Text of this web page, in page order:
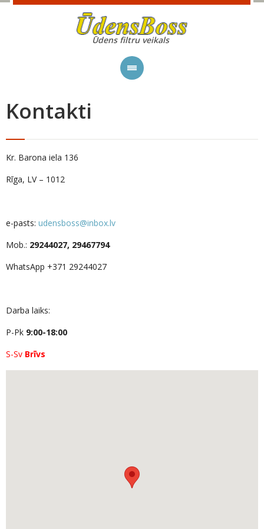
Ūdens filtru veikals
Kontakti
Kr. Barona iela 136
Rīga, LV – 1012
e-pasts: udensboss@inbox.lv
Mob.: 29244027, 29467794
WhatsApp +371 29244027
Darba laiks:
P-Pk 9:00-18:00
S-Sv Brīvs